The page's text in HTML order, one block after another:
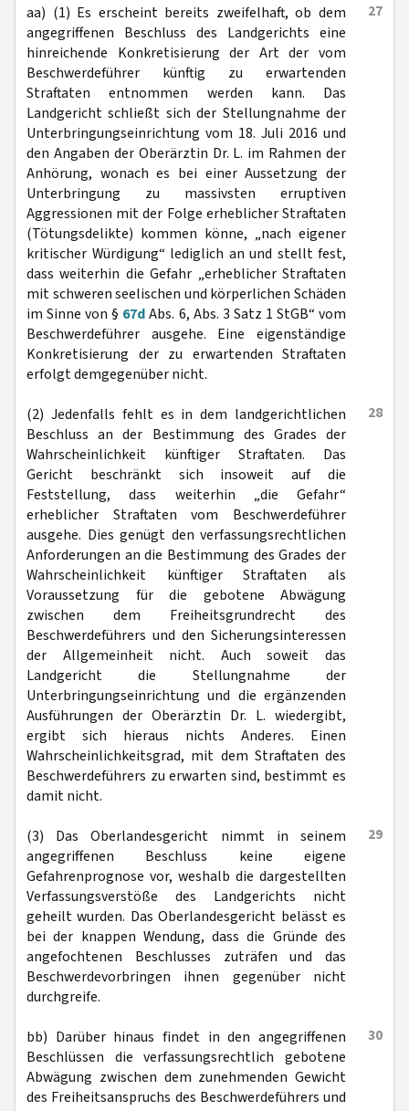
27
aa) (1) Es erscheint bereits zweifelhaft, ob dem
angegriffenen Beschluss des Landgerichts eine
hinreichende Konkretisierung der Art der vom
Beschwerdeführer künftig zu erwartenden
Straftaten entnommen werden kann. Das
Landgericht schließt sich der Stellungnahme der
Unterbringungseinrichtung vom 18. Juli 2016 und
den Angaben der Oberärztin Dr. L. im Rahmen der
Anhörung, wonach es bei einer Aussetzung der
Unterbringung zu massivsten erruptiven
Aggressionen mit der Folge erheblicher Straftaten
(Tötungsdelikte) kommen könne, „nach eigener
kritischer Würdigung“ lediglich an und stellt fest,
dass weiterhin die Gefahr „erheblicher Straftaten
mit schweren seelischen und körperlichen Schäden
im Sinne von § 67dAbs. 6, Abs. 3 Satz 1 StGB“ vom
Beschwerdeführer ausgehe. Eine eigenständige
Konkretisierung der zu erwartenden Straftaten
erfolgt demgegenüber nicht.
28
(2) Jedenfalls fehlt es in dem landgerichtlichen
Beschluss an der Bestimmung des Grades der
Wahrscheinlichkeit künftiger Straftaten. Das
Gericht beschränkt sich insoweit auf die
Feststellung, dass weiterhin „die Gefahr“
erheblicher Straftaten vom Beschwerdeführer
ausgehe. Dies genügt den verfassungsrechtlichen
Anforderungen an die Bestimmung des Grades der
Wahrscheinlichkeit künftiger Straftaten als
Voraussetzung für die gebotene Abwägung
zwischen dem Freiheitsgrundrecht des
Beschwerdeführers und den Sicherungsinteressen
der Allgemeinheit nicht. Auch soweit das
Landgericht die Stellungnahme der
Unterbringungseinrichtung und die ergänzenden
Ausführungen der Oberärztin Dr. L. wiedergibt,
ergibt sich hieraus nichts Anderes. Einen
Wahrscheinlichkeitsgrad, mit dem Straftaten des
Beschwerdeführers zu erwarten sind, bestimmt es
damit nicht.
29
(3) Das Oberlandesgericht nimmt in seinem
angegriffenen Beschluss keine eigene
Gefahrenprognose vor, weshalb die dargestellten
Verfassungsverstöße des Landgerichts nicht
geheilt wurden. Das Oberlandesgericht belässt es
bei der knappen Wendung, dass die Gründe des
angefochtenen Beschlusses zuträfen und das
Beschwerdevorbringen ihnen gegenüber nicht
durchgreife.
30
bb) Darüber hinaus findet in den angegriffenen
Beschlüssen die verfassungsrechtlich gebotene
Abwägung zwischen dem zunehmenden Gewicht
des Freiheitsanspruchs des Beschwerdeführers und